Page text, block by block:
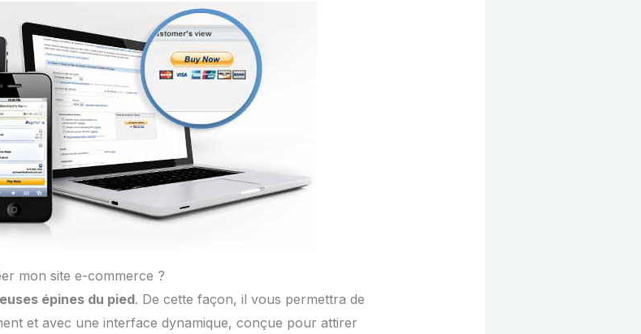
mon site e-commerce ?
épines du pied. De cette façon, il vous permettra de
et avec une interface dynamique, conçue pour attirer